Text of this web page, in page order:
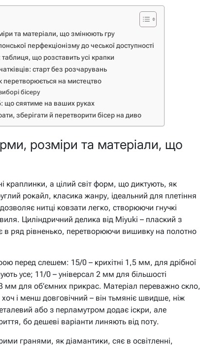
та матеріали, що змінюють гру
перфекціонізму до чеської доступності
що розставить усі крапки
старт без розчарувань
перетворюється на мистецтво
бісеру
що сяятиме на ваших руках
зберігати й перетворити бісер на диво
розміри та матеріали, що
краплинки, а цілий світ форм, що диктують, як
рокайл, класика жанру, ідеальний для плетіння
нитці ковзати легко, створюючи гнучкі
Циліндричний делика від Miyuki – плаский з
в ряд рівненько, перетворюючи вишивку на полотно
перед слешем: 15/0 – крихітні 1,5 мм, для дрібної
усе; 11/0 – універсал 2 мм для більшості
3 мм для об’ємних прикрас. Матеріал переважно скло,
і менш довговічний – він тьмяніє швидше, ніж
або з перламутром додає іскри, але
бо дешеві варіанти линяють від поту.
гранями, як діамантики, сяє в освітленні,